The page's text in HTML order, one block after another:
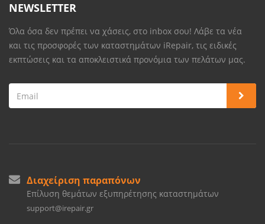
NEWSLETTER
Όλα όσα δεν πρέπει να χάσεις, στο inbox σου! Λάβε τα νέα
και τις προσφορές των καταστημάτων iRepair, τις ειδικές
εκπτώσεις και τα αποκλειστικά προνόμια των πελάτων μας.
Διαχείριση παραπόνων
Επίλυση θεμάτων εξυπηρέτησης καταστημάτων
support@irepair.gr